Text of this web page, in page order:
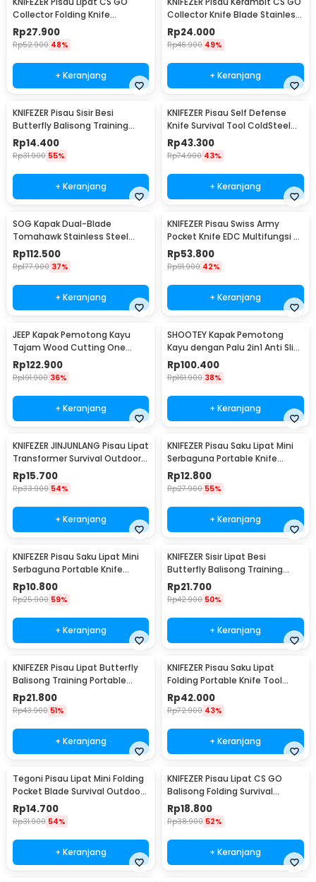
Collector Folding Knife
Stainless Steel Pointed Head -
K390
Rp27.900
Rp52.900 48%
+ Keranjang
Collector Knife Blade Stainless
Steel - H10
Rp24.000
Rp46.900 49%
+ Keranjang
KNIFEZER Pisau Sisir Besi
Butterfly Balisong Training
Knife CS GO - LF-9898
Rp14.400
Rp31.900 55%
+ Keranjang
KNIFEZER Pisau Self Defense
Knife Survival Tool ColdSteel
Straight - 17T
Rp43.300
Rp74.900 43%
+ Keranjang
SOG Kapak Dual-Blade
Tomahawk Stainless Steel
Survival Camping
Rp112.500
Rp177.900 37%
+ Keranjang
KNIFEZER Pisau Swiss Army
Pocket Knife EDC Multifungsi -
MKE16
Rp53.800
Rp91.900 42%
+ Keranjang
JEEP Kapak Pemotong Kayu
Tajam Wood Cutting One
Handed Axe - JP57
Rp122.900
Rp191.900 36%
+ Keranjang
SHOOTEY Kapak Pemotong
Kayu dengan Palu 2in1 Anti Slip
Aluminium Alloy - JHD-A018
Rp100.400
Rp161.900 38%
+ Keranjang
KNIFEZER JINJUNLANG Pisau Lipat
Transformer Survival Outdoor
Knife - JL-10A
Rp15.700
Rp33.900 54%
+ Keranjang
KNIFEZER Pisau Saku Lipat Mini
Serbaguna Portable Knife
Survival - W46
Rp12.800
Rp27.900 55%
+ Keranjang
KNIFEZER Pisau Saku Lipat Mini
Serbaguna Portable Knife
Survival Tool - W33
Rp10.800
Rp25.900 59%
+ Keranjang
KNIFEZER Sisir Lipat Besi
Butterfly Balisong Training
Knife 220mm - JL07
Rp21.700
Rp42.900 50%
+ Keranjang
KNIFEZER Pisau Lipat Butterfly
Balisong Training Portable
Knife - C28
Rp21.800
Rp43.900 51%
+ Keranjang
KNIFEZER Pisau Saku Lipat
Folding Portable Knife Tool
Wood Grip - S12
Rp42.000
Rp72.900 43%
+ Keranjang
Tegoni Pisau Lipat Mini Folding
Pocket Blade Survival Outdoor
Knife - EO02732
Rp14.700
Rp31.900 54%
+ Keranjang
KNIFEZER Pisau Lipat CS GO
Balisong Folding Survival
Outdoor Knife - C3
Rp18.800
Rp38.900 52%
+ Keranjang